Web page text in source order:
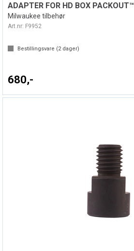
ADAPTER FOR HD BOX PACKOUT™
Milwaukee tilbehør
Art.nr: F9952
Bestillingsvare (2dager)
680,-